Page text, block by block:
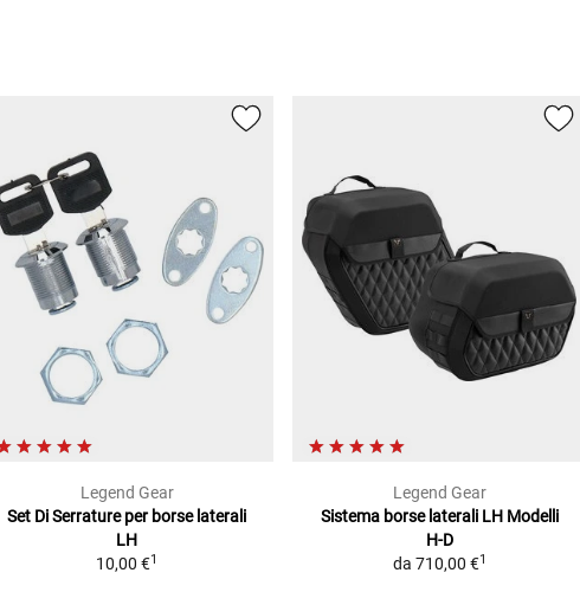
Legend Gear
Set Di Serrature per borse laterali
LH
10,00 €1
Legend Gear
Sistema borse laterali LH Modelli
H-D
da 710,00 €1